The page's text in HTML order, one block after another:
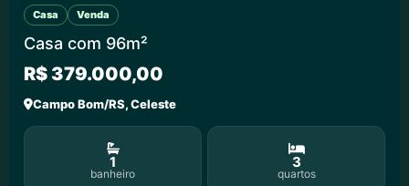
Casa Venda
Casa com 96m²
R$ 379.000,00
Campo Bom/RS, Celeste
1
banheiro
3
quartos